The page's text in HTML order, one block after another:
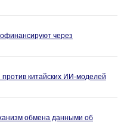
через
китайских ИИ-моделей
обмена данными об